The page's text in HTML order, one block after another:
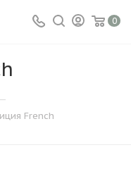
0
French